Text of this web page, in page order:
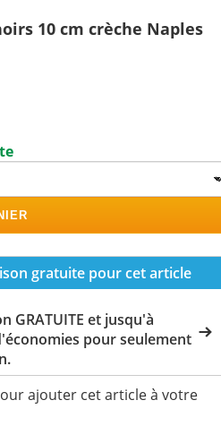
10 cm crèche Naples
gratuite pour cet article
GRATUITE et jusqu'à
pour seulement
ajouter cet article à votre